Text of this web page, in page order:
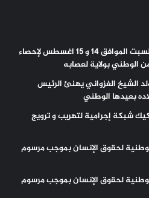
كيفه/ تحديد يومي الجمعة و السبت الموافق 14 و 15 اغسطس لإحصاء
الوطني بولاية لعصابه
الشيخ الغزواني يهنئ الرئيس
بعيدها الوطني
شبكة إجرامية لتهريب و ترويج
لحقوق الإنسان بموجب مرسوم
لحقوق الإنسان بموجب مرسوم